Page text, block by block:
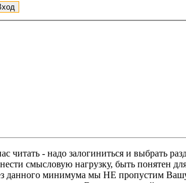
читать - надо залогиниться и выбрать
смысловую нагрузку, быть понятен
данного минимума мы НЕ пропустим